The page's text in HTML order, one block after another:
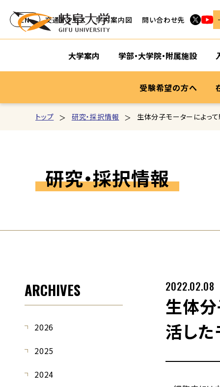
大学案内 学部・大学院・附属施設
受験希望の方へ
EN 交通アクセス 学内案内図 問い合わせ先
トップ 研究・採択情報 生体分子モーターによっ
研究・採択情報
生体
活し
2022.02.08
ARCHIVES
2026
2025
2024